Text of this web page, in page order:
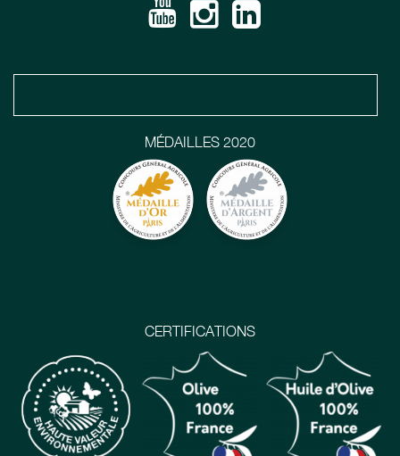
CERTIFICATIONS
MÉDAILLES 2020